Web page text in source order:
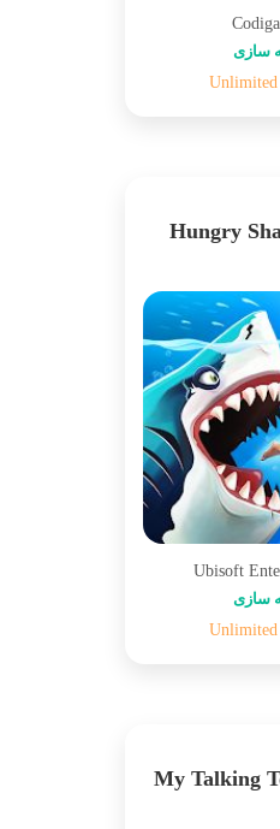
سازی
Hungry
Ubisoft
سازی
My Talking